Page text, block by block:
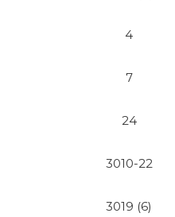
4
7
24
3010-22
3019 (6)